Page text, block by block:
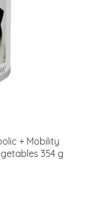
+ Mobility
354 g